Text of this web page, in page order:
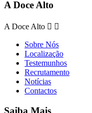
A Doce Alto
A Doce Alto  
Sobre Nós
Localização
Testemunhos
Recrutamento
Notícias
Contactos
Saiba Mais